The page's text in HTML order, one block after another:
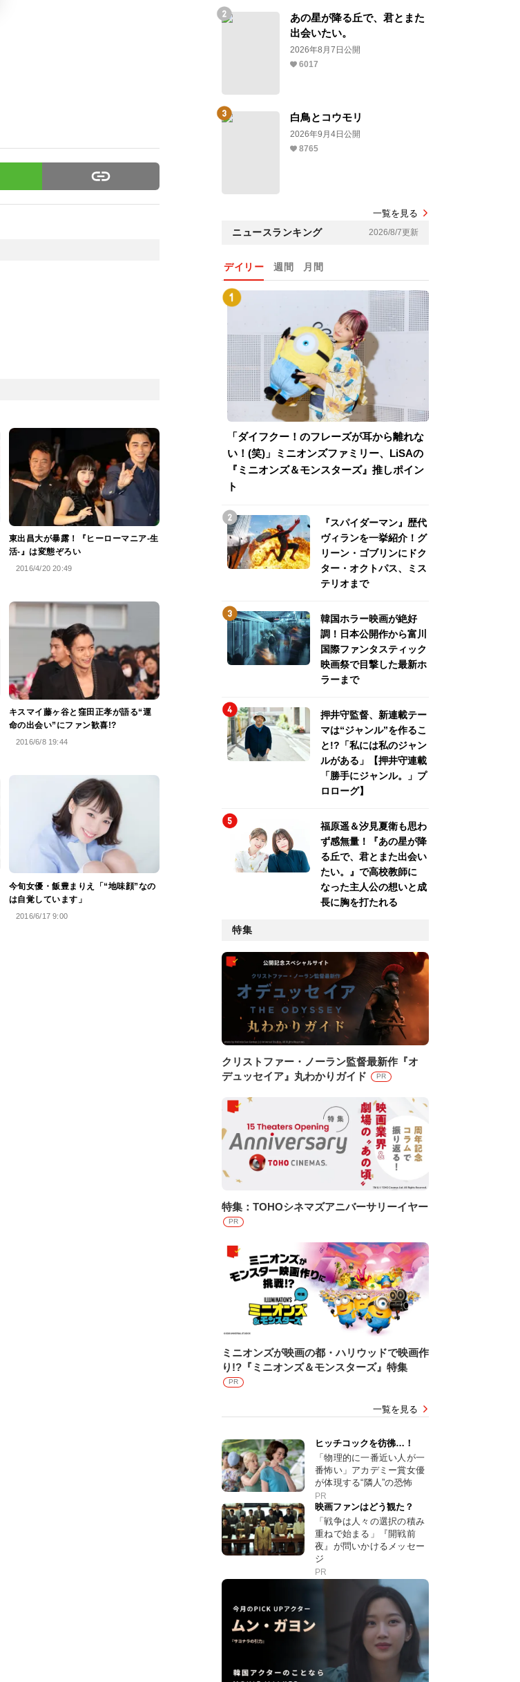
東出昌大が暴露！『ヒーローマニア-生
活-』は変態ぞろい
2016/4/20 20:49
キスマイ藤ヶ谷と窪田正孝が語る“運
命の出会い”にファン歓喜!?
2016/6/8 19:44
今旬女優・飯豊まりえ「“地味顔”なの
は自覚しています」
2016/6/17 9:00
あの星が降る丘で、君とまた
出会いたい。
2026年8月7日公開
6017
白鳥とコウモリ
2026年9月4日公開
8765
一覧を見る
ニュースランキング 2026/8/7更新
デイリー 週間 月間
「ダイフクー！のフレーズが耳から離れな
い！(笑)」ミニオンズファミリー、LiSAの
『ミニオンズ＆モンスターズ』推しポイン
ト
『スパイダーマン』歴代
ヴィランを一挙紹介！グ
リーン・ゴブリンにドク
ター・オクトパス、ミス
テリオまで
韓国ホラー映画が絶好
調！日本公開作から富川
国際ファンタスティック
映画祭で目撃した最新ホ
ラーまで
押井守監督、新連載テー
マは“ジャンル”を作るこ
と!?「私には私のジャン
ルがある」【押井守連載
「勝手にジャンル。」プ
ロローグ】
福原遥＆汐見夏衛も思わ
ず感無量！『あの星が降
る丘で、君とまた出会い
たい。』で高校教師に
なった主人公の想いと成
長に胸を打たれる
特集
クリストファー・ノーラン監督最新作『オ
デュッセイア』丸わかりガイド
PR
特集：TOHOシネマズアニバーサリーイヤー
PR
ミニオンズが映画の都・ハリウッドで映画作
り!?『ミニオンズ＆モンスターズ』特集
PR
一覧を見る
ヒッチコックを彷彿…！
「物理的に一番近い人が一
番怖い」アカデミー賞女優
が体現する“隣人”の恐怖
PR
映画ファンはどう観た？
「戦争は人々の選択の積み
重ねで始まる」『開戦前
夜』が問いかけるメッセー
ジ
PR